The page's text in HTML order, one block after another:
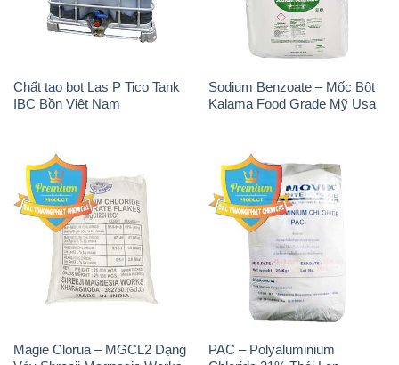
Chất tạo bọt Las P Tico Tank
IBC Bồn Việt Nam
Sodium Benzoate – Mốc Bột
Kalama Food Grade Mỹ Usa
Magie Clorua – MGCL2 Dạng
PAC – Polyaluminium